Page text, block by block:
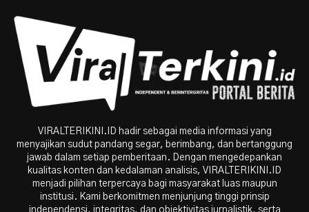
VIRALTERIKINI.ID hadir sebagai media informasi yang
menyajikan sudut pandang segar, berimbang, dan bertanggung
jawab dalam setiap pemberitaan. Dengan mengedepankan
kualitas konten dan kedalaman analisis, VIRALTERIKINI.ID
menjadi pilihan terpercaya bagi masyarakat luas maupun
institusi. Kami berkomitmen menjunjung tinggi prinsip
independensi, integritas, dan objektivitas jurnalistik, serta